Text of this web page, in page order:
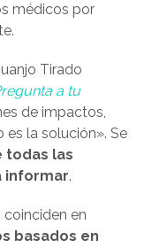
médicos por
Tirado
a tu
de impactos,
la solución». Se
todas las
informar.
coinciden en
basados en